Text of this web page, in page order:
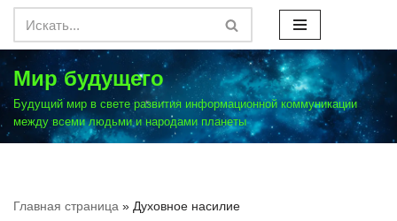
Перейти
к
содержимому
Мир будущего
Будущий мир в свете развития информационной коммуникации
между всеми людьми и народами планеты
Главная страница » Духовное насилие